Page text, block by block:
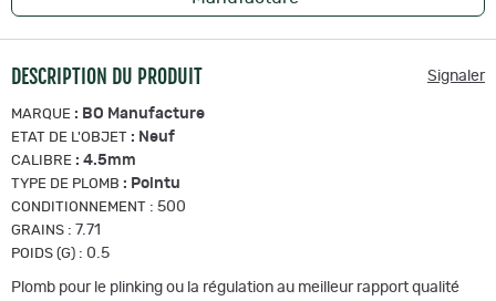
DESCRIPTION DU PRODUIT Signaler
MARQUE : BO Manufacture
ETAT DE L'OBJET : Neuf
CALIBRE : 4.5mm
TYPE DE PLOMB : Pointu
CONDITIONNEMENT : 500
GRAINS : 7.71
POIDS (G) : 0.5
Plomb pour le plinking ou la régulation au meilleur rapport qualité